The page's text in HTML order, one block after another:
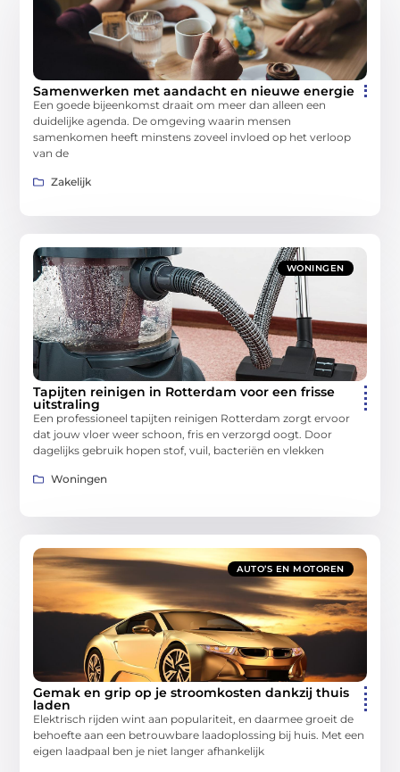
Samenwerken met aandacht en nieuwe energie
Een goede bijeenkomst draait om meer dan alleen een
duidelijke agenda. De omgeving waarin mensen
samenkomen heeft minstens zoveel invloed op het verloop
van de
Zakelijk
WONINGEN
Tapijten reinigen in Rotterdam voor een frisse
uitstraling
Een professioneel tapijten reinigen Rotterdam zorgt ervoor
dat jouw vloer weer schoon, fris en verzorgd oogt. Door
dagelijks gebruik hopen stof, vuil, bacteriën en vlekken
Woningen
AUTO’S EN MOTOREN
Gemak en grip op je stroomkosten dankzij thuis
laden
Elektrisch rijden wint aan populariteit, en daarmee groeit de
behoefte aan een betrouwbare laadoplossing bij huis. Met een
eigen laadpaal ben je niet langer afhankelijk